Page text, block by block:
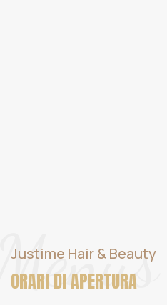
Justime Hair & Beauty
ORARI DI APERTURA